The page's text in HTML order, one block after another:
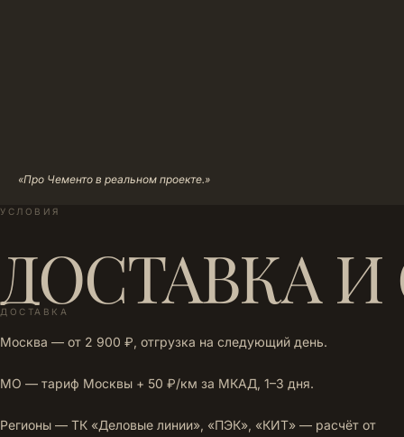
«Про Чементо в реальном проекте.»
УСЛОВИЯ
ДОСТАВКА
ДОСТАВКА
Москва — от 2 900 ₽, отгрузка на следующий день.
МО — тариф Москвы + 50 ₽/км за МКАД, 1–3 дня.
Регионы — ТК «Деловые линии», «ПЭК», «КИТ» — расчёт от